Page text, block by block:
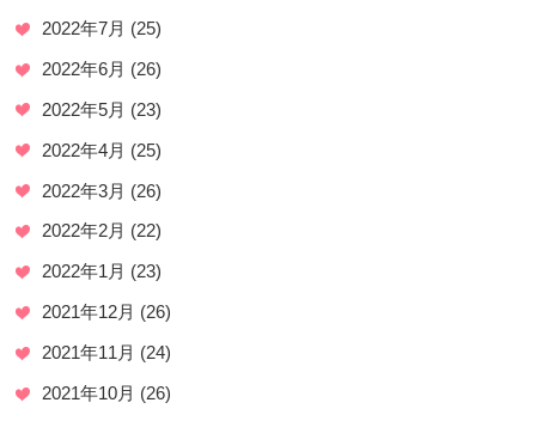
2022年7月 (25)
2022年6月 (26)
2022年5月 (23)
2022年4月 (25)
2022年3月 (26)
2022年2月 (22)
2022年1月 (23)
2021年12月 (26)
2021年11月 (24)
2021年10月 (26)